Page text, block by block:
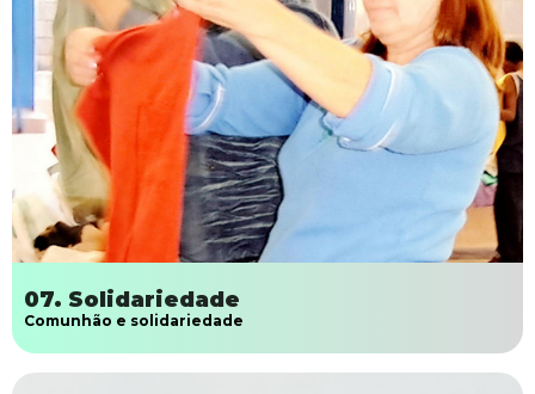
07. Solidariedade
Comunhão e solidariedade